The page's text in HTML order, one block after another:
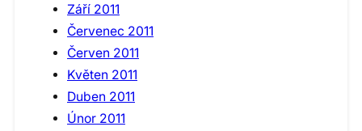
Září 2011
Červenec 2011
Červen 2011
Květen 2011
Duben 2011
Únor 2011